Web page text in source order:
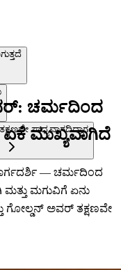
ಸಾಧ್ಯವಾಗದಿದ್ದಾಗ
ಚರ್ಮದಿಂದ
ಮುಖ್ಯವಾಗಿದೆ
— ಚರ್ಮದಿಂದ
ಮಗುವಿಗೆ ಏನು
ಗೋಲ್ಡನ್ ಅವರ್ ತಕ್ಷಣವೇ